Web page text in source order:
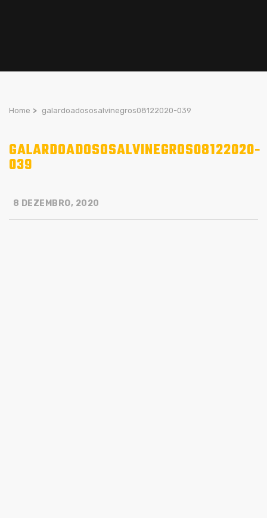
Home > galardoadososalvinegros08122020-039
GALARDOADOSOSALVINEGROS08122020-
039
8 DEZEMBRO, 2020